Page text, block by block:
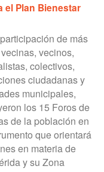
el Plan Bienestar
de más
vecinos,
colectivos,
ciudadanas y
municipales,
los 15 Foros de
de la población en
que orientará
en materia de
y su Zona